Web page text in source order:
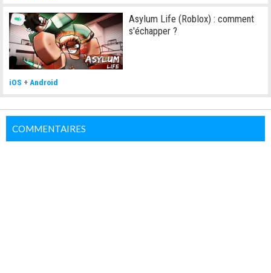
Asylum Life (Roblox) : comment
s'échapper ?
iOS + Android
COMMENTAIRES